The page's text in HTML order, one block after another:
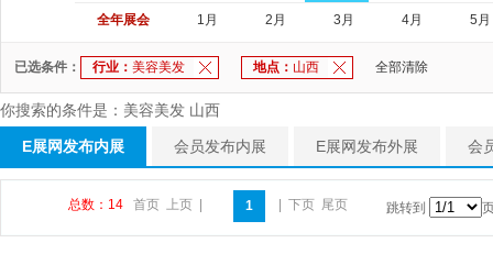
全年展会
1月 2月 3月 4月 5月
已选条件： 行业： 美容美发 地点： 山西 全部清除
你搜索的条件是：美容美发 山西
E展网发布内展 会员发布内展 E展网发布外展 会
总数：14 首页 上页 1 下页 尾页 跳转到